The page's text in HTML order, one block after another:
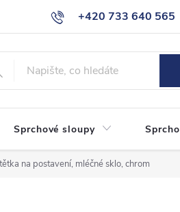
+420 733 640 565
info@eshop-
Reklamace Obchodní podmínky
Sprchové sloupy
na postavení, mléčné sklo, chrom